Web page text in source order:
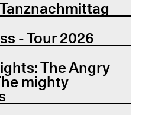
- Tour 2026
The Angry
mighty